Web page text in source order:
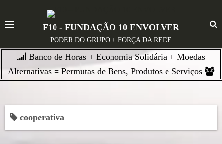
o
c
F10 - FUNDAÇÃO 10 ENVOLVER
PODER DO GRUPO + FORÇA DA REDE
Banco de Horas + Economia Solidária + Moedas
Alternativas = Permutas de Bens, Produtos e Serviços
cooperativa